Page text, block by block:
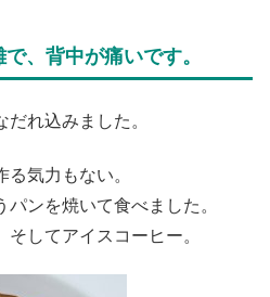
、背中が痛いです。
れ込みました。
気力もない。
ンを焼いて食べました。
してアイスコーヒー。